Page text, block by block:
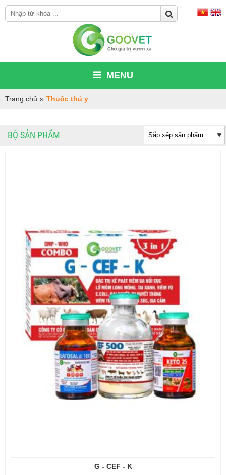
MENU
Trang chủ » Thuốc thú y
BỘ SẢN PHẨM
G - CEF - K